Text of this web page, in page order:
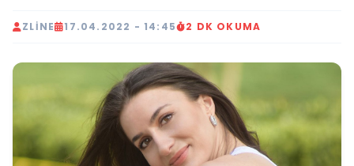
ZLINE 17.04.2022 - 14:45 2 DK OKUMA